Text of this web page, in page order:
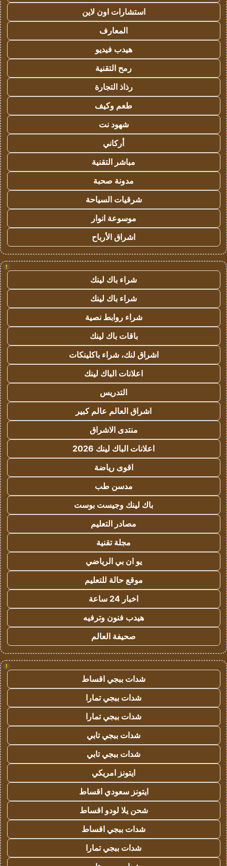
استشارات اون لاين
المعارف
هيدب فيديو
رمح التقنية
رذاذ التجارة
طعم وكيف
شهود نت
أركاني
مباشر التقنية
مدونة صحبة
شرقيات السياحة
موسوعة انوار
اشراق الأرباح
!
شراء باك لينك
شراء باك لينك
شراء روابط نصية
باقات باك لينك
اشراق لنك، شراء باكلينكات
اعلانات الباك لينك
التدريس
اشراق العالم عالم كبير
منتدى الاشراق
اعلانات الباك لينك 2026
اقوى رياضة
مدسن طب
باك لينك وجيست بوست
مصادر التعليم
مجلة تقنية
يو ان بي الرياضي
موقع حالة للتعليم
اخبار 24 ساعة
هيدب فنون وترفيه
صحيفة العالم
!
شدات ببجي اقساط
شدات ببجي تمارا
شدات ببجي تمارا
شدات ببجي تابي
شدات ببجي تابي
ايتونز امريكي
ايتونز سعودي اقساط
شحن يلا لودو اقساط
شدات ببجي اقساط
شدات ببجي تمارا